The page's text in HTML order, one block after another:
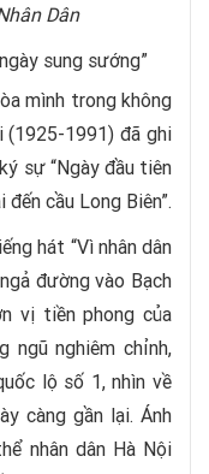
Dân
sung sướng”
mình trong không
(1925-1991) đã ghi
sự “Ngày đầu tiên
cầu Long Biên”.
hát “Vì nhân dân
đường vào Bạch
vị tiền phong của
ngũ nghiêm chỉnh,
lộ số 1, nhìn về
càng gần lại. Ánh
nhân dân Hà Nội